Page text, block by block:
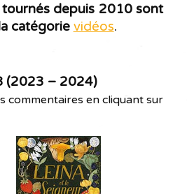
depuis 2010 sont
catégorie vidéos.
(2023 – 2024)
commentaires en cliquant sur